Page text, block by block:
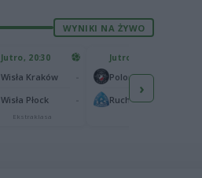
WYNIKI NA ŻYWO
Jutro, 20:30
Wisła Kraków
Wisła Płock
Ekstraklasa
Jutro, 20:30
Ruch Chorzów
›